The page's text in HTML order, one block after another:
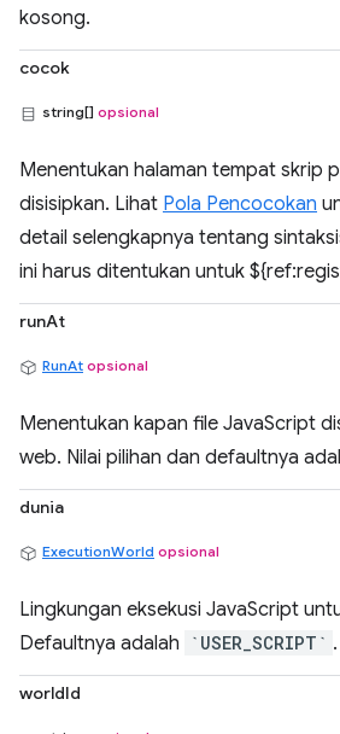
kosong.
cocok
string[] opsional
Menentukan halaman tempat skrip
disisipkan. Lihat Pola Pencocokan
detail selengkapnya tentang
ini harus ditentukan untuk
runAt
RunAt opsional
Menentukan kapan file JavaScript
web. Nilai pilihan dan defaultnya
dunia
ExecutionWorld opsional
Lingkungan eksekusi JavaScript
Defaultnya adalah
`USER_SCRIPT` .
worldId